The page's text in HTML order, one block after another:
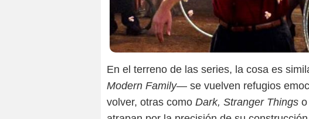
En el terreno de las series, la cosa es
Modern Family— se vuelven refugios
volver, otras como Dark, Stranger Things o
Netflix